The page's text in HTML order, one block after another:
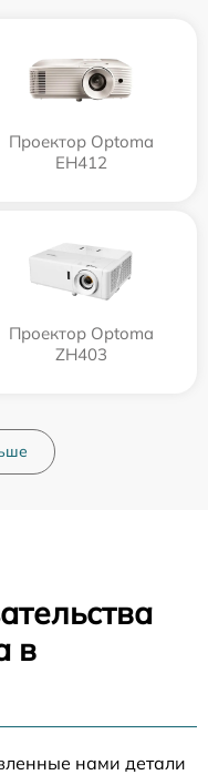
Проектор Optoma
EH412
Проектор Optoma
ZH403
в
нами детали